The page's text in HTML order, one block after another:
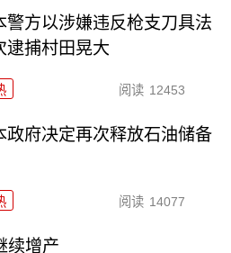
警方以涉嫌违反枪支刀具法
逮捕村田晃大
阅读 12453
政府决定再次释放石油储备
阅读 14077
续增产